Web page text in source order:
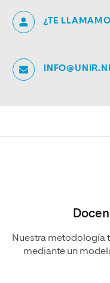
¿TE
Nuestra metodología
mediante un